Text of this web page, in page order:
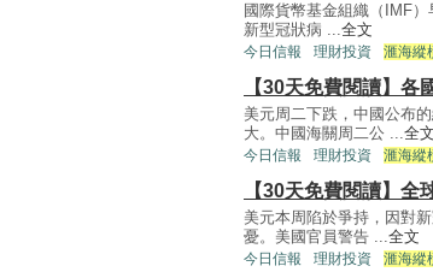
國際貨幣基金組織（IMF
新型冠狀病 ...全文
今日信報 理財投資 滙海縱
【30天免費閱讀】各
美元周二下跌，中國公布
大。中國海關周二公 ...全文
今日信報 理財投資 滙海縱
【30天免費閱讀】全
美元本周陷於爭持，因對
憂。美國官員警告 ...全文
今日信報 理財投資 滙海縱